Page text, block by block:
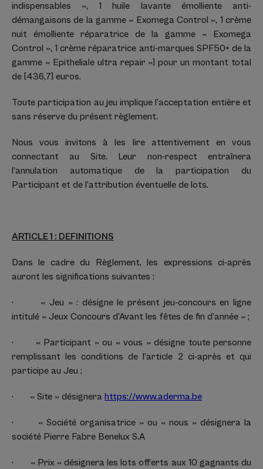
indispensables », 1 huile lavante émolliente anti-
démangaisons de la gamme « Exomega Control », 1 crème
nuit émolliente réparatrice de la gamme « Exomega
Control », 1 crème réparatrice anti-marques SPF50+ de la
gamme « Epitheliale ultra repair »] pour un montant total
de [436,7] euros.
Toute participation au jeu implique l’acceptation entière et
sans réserve du présent règlement.
Nous vous invitons à les lire attentivement en vous
connectant au Site. Leur non-respect entraînera
l’annulation automatique de la participation du
Participant et de l’attribution éventuelle de lots.
ARTICLE 1 : DEFINITIONS
Dans le cadre du Règlement, les expressions ci-après
auront les significations suivantes :
· « Jeu » : désigne le présent jeu-concours en ligne
intitulé « Jeux Concours d’Avant les fêtes de fin d’année » ;
· « Participant » ou « vous » désigne toute personne
remplissant les conditions de l’article 2 ci-après et qui
participe au Jeu ;
· « Site » désignera https://www.aderma.be
· « Société organisatrice » ou « nous » désignera la
société Pierre Fabre Benelux S.A
· « Prix » désignera les lots offerts aux 10 gagnants du